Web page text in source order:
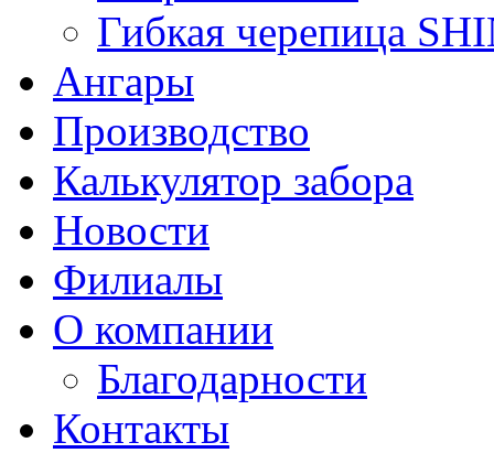
Гибкая черепица
Ангары
Производство
Калькулятор забора
Новости
Филиалы
О компании
Благодарности
Контакты